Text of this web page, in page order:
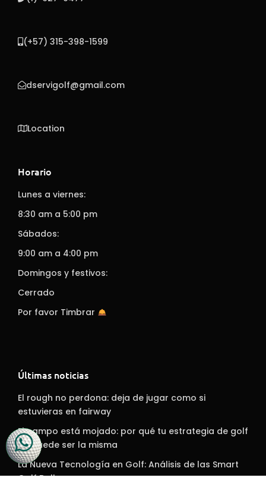
(+57) 315-398-1599
dservigolf@gmail.com
Location
Horario
Lunes a viernes:
8:30 am a 5:00 pm
Sábados:
9:00 am a 4:00 pm
Domingos y festivos:
Cerrado
Por favor Timbrar
Últimas noticias
El rough no perdona: deja de jugar como si
estuvieras en fairway
El campo está mojado: por qué tu estrategia de golf
no puede ser la misma
La Nueva Tecnología en Golf: Análisis de las Smart
Golf Balls